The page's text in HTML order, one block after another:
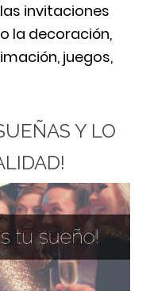
invitaciones
la decoración,
juegos,
Y LO